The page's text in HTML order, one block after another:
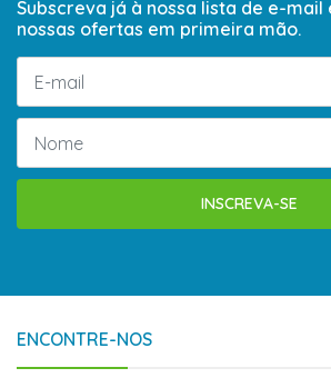
Subscreva já à nossa lista de e-mail
nossas ofertas em primeira mão.
INSCREVA-SE
ENCONTRE-NOS